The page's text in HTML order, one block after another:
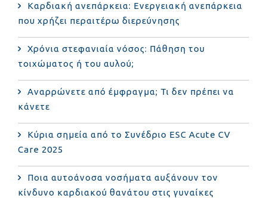
Καρδιακή ανεπάρκεια: Ενεργειακή ανεπάρκεια
που χρήζει περαιτέρω διερεύνησης
Χρόνια στεφανιαία νόσος: Πάθηση του
τοιχώματος ή του αυλού;
Αναρρώνετε από έμφραγμα; Τι δεν πρέπει να
κάνετε
Κύρια σημεία από το Συνέδριο ESC Acute CV
Care 2025
Ποια αυτοάνοσα νοσήματα αυξάνουν τον
κίνδυνο καρδιακού θανάτου στις γυναίκες